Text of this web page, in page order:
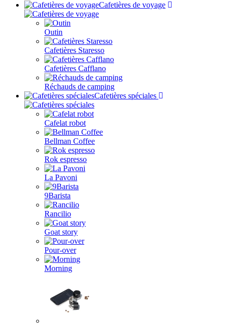
Cafetières de voyage
Outin
Cafetières Staresso
Cafetières Cafflano
Réchauds de camping
Cafetières spéciales
Cafelat robot
Bellman Coffee
Rok espresso
La Pavoni
9Barista
Rancilio
Goat story
Pour-over
Morning